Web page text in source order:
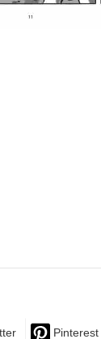
Pinterest